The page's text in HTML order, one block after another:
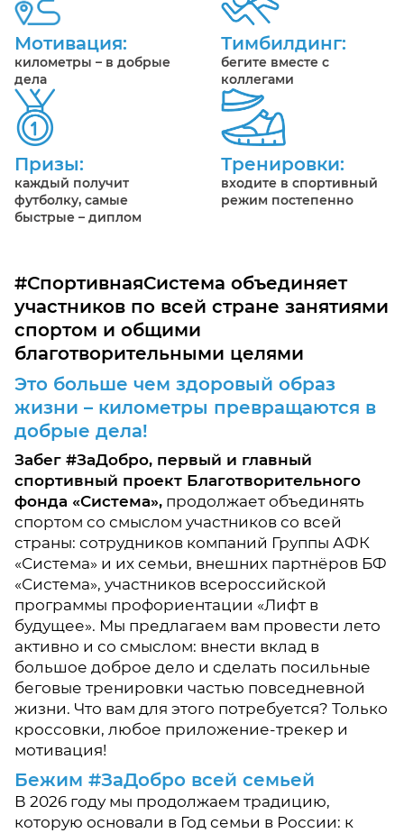
Мотивация:
километры – в добрые
дела
Тимбилдинг:
бегите вместе с
коллегами
Призы:
каждый получит
футболку, самые
быстрые – диплом
Тренировки:
входите в спортивный
режим постепенно
#СпортивнаяСистема объединяет
участников по всей стране занятиями
спортом и общими
благотворительными целями
Это больше чем здоровый образ
жизни – километры превращаются в
добрые дела!
Забег #ЗаДобро, первый и главный
спортивный проект Благотворительного
фонда «Система», продолжает объединять
спортом со смыслом участников со всей
страны: сотрудников компаний Группы АФК
«Система» и их семьи, внешних партнёров БФ
«Система», участников всероссийской
программы профориентации «Лифт в
будущее». Мы предлагаем вам провести лето
активно и со смыслом: внести вклад в
большое доброе дело и сделать посильные
беговые тренировки частью повседневной
жизни. Что вам для этого потребуется? Только
кроссовки, любое приложение-трекер и
мотивация!
Бежим #ЗаДобро всей семьей
В 2026 году мы продолжаем традицию,
которую основали в Год семьи в России: к